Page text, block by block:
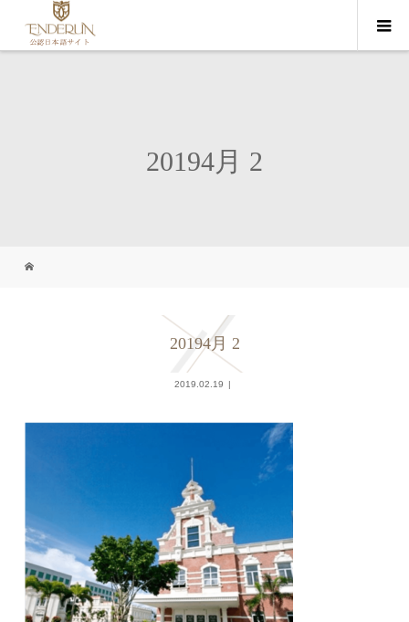
20194月 2
20194月 2
2019.02.19